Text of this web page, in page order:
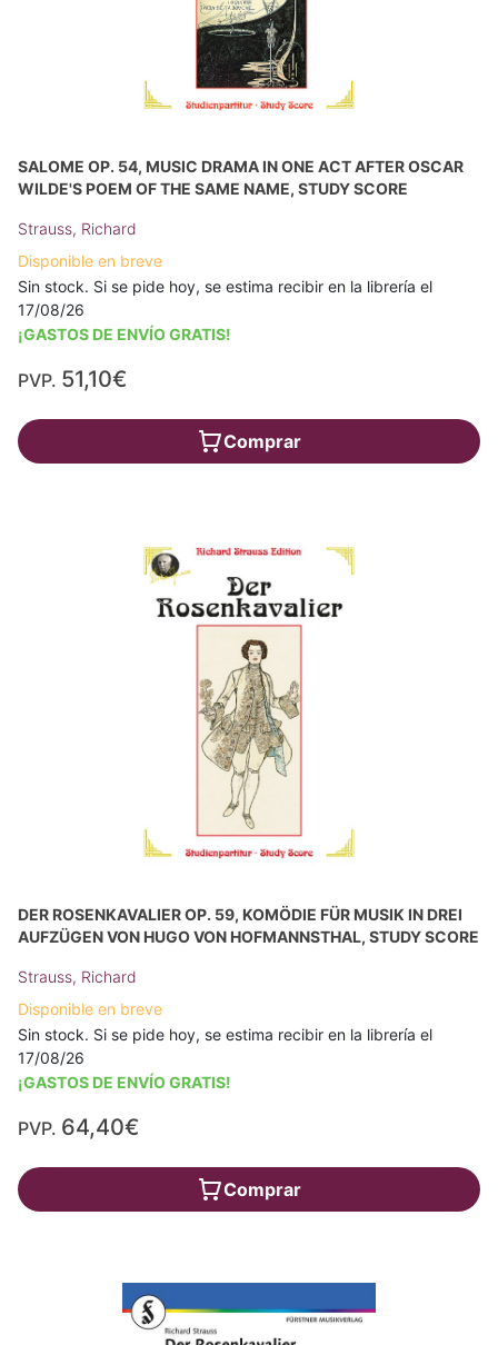
SALOME OP. 54, MUSIC DRAMA IN ONE ACT AFTER OSCAR
WILDE'S POEM OF THE SAME NAME, STUDY SCORE
Strauss, Richard
Disponible en breve
Sin stock. Si se pide hoy, se estima recibir en la librería el
17/08/26
¡GASTOS DE ENVÍO GRATIS!
PVP. 51,10€
Comprar
DER ROSENKAVALIER OP. 59, KOMÖDIE FÜR MUSIK IN DREI
AUFZÜGEN VON HUGO VON HOFMANNSTHAL, STUDY SCORE
Strauss, Richard
Disponible en breve
Sin stock. Si se pide hoy, se estima recibir en la librería el
17/08/26
¡GASTOS DE ENVÍO GRATIS!
PVP. 64,40€
Comprar